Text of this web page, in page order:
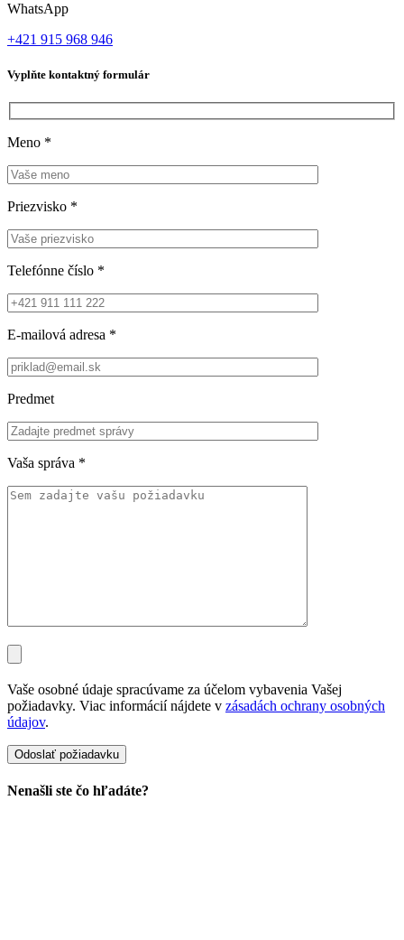
WhatsApp
+421 915 968 946
Vyplňte kontaktný formulár
Meno *
Priezvisko *
Telefónne číslo *
E-mailová adresa *
Predmet
Vaša správa *
Vaše osobné údaje spracúvame za účelom vybavenia Vašej
požiadavky. Viac informácií nájdete v zásadách ochrany osobných
údajov.
Nenašli ste čo hľadáte?